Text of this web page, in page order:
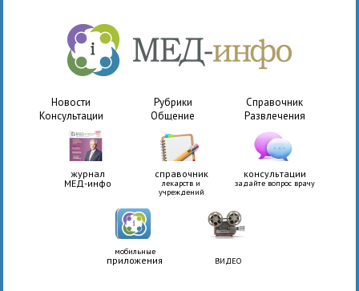
Новости Рубрики
Справочник
Консультации
Общение Развлечения
журнал
МЕД-инфо
справочник
лекарств и
учреждений
консультации
задайте вопрос врачу
мобильные
приложения ВИДЕО